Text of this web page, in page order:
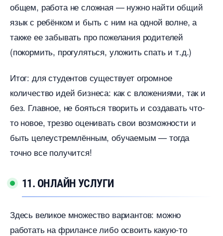
общем, работа не сложная — нужно найти общий
язык с ребёнком и быть с ним на одной волне, а
также ее забывать про пожелания родителей
(покормить, прогуляться, уложить спать и т.д.)
Итог: для студентов существует огромное
количество идей бизнеса: как с вложениями, так и
ез. Главное, не бояться творить и создавать что-
то новое, трезво оценивать свои возможности и
ыть целеустремлённым, обучаемым — тогда
точно все получится!
11. ОНЛАЙН УСЛУГИ
Здесь великое множество вариантов: можно
работать на фрилансе либо освоить какую-то